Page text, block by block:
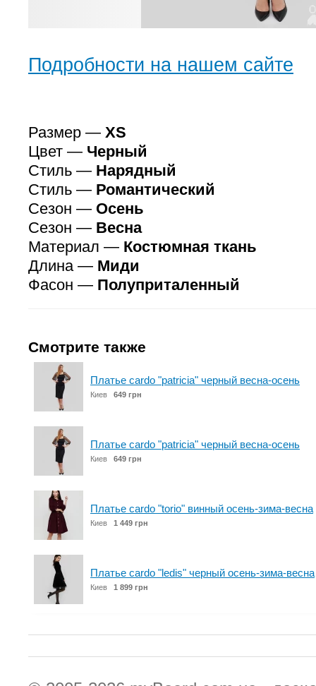
Подробности на нашем сайте
Размер — XS
Цвет — Черный
Стиль — Нарядный
Стиль — Романтический
Сезон — Осень
Сезон — Весна
Материал — Костюмная ткань
Длина — Миди
Фасон — Полуприталенный
Смотрите также
Платье cardo "patricia" черный весна-осень
Киев 649 грн
Платье cardo "patricia" черный весна-осень
Киев 649 грн
Платье cardo "torio" винный осень-зима-весна
Киев 1 449 грн
Платье cardo "ledis" черный осень-зима-весна
Киев 1 899 грн